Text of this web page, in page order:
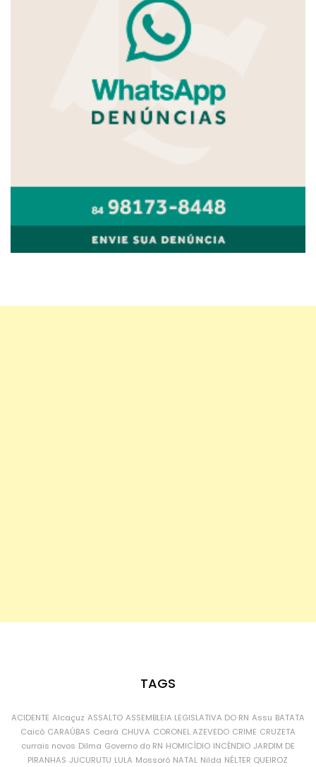
TAGS
ACIDENTE Alcaçuz ASSALTO ASSEMBLEIA LEGISLATIVA DO RN Assu BATATA
Caicó CARAÚBAS Ceará CHUVA CORONEL AZEVEDO CRIME CRUZETA
currais novos Dilma Governo do RN HOMICÍDIO INCÊNDIO JARDIM DE
PIRANHAS JUCURUTU LULA Mossoró NATAL Nilda NÉLTER QUEIROZ